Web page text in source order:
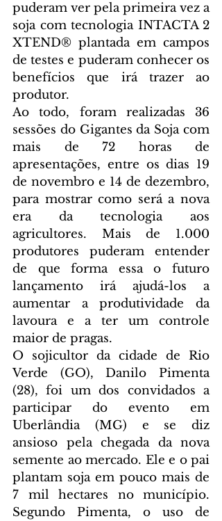
puderam ver pela primeira vez a
soja com tecnologia INTACTA 2
XTEND® plantada em campos
de testes e puderam conhecer os
benefícios que irá trazer ao
produtor.
Ao todo, foram realizadas 36
sessões do Gigantes da Soja com
mais de 72 horas de
apresentações, entre os dias 19
de novembro e 14 de dezembro,
para mostrar como será a nova
era da tecnologia aos
agricultores. Mais de 1.000
produtores puderam entender
de que forma essa o futuro
lançamento irá ajudá-los a
aumentar a produtividade da
lavoura e a ter um controle
maior de pragas.
O sojicultor da cidade de Rio
Verde (GO), Danilo Pimenta
(28), foi um dos convidados a
participar do evento em
Uberlândia (MG) e se diz
ansioso pela chegada da nova
semente ao mercado. Ele e o pai
plantam soja em pouco mais de
7 mil hectares no município.
Segundo Pimenta, o uso de